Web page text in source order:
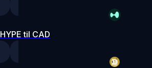
HYPE til CAD